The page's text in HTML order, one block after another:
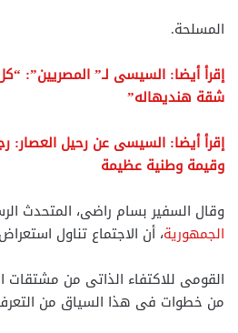
المسلحة.
إقرأ أيضا: السيسى لـ”
شقة هنديهاله”
إقرأ أيضا: السيسى عن رحيل العصار:
وقيمة وطنية عظيمة
وقال السفير بسام راضى، المتحدث
الجمهورية، أن الاجتماع تناول
القومى للاكتفاء الذاتى من مشتقات
من خطوات فى هذا السياق من